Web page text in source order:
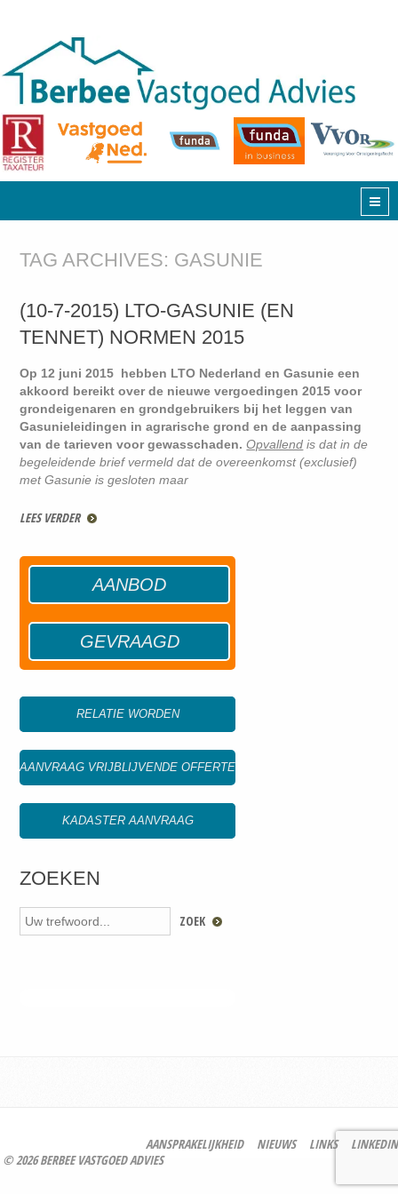
TAG ARCHIVES: GASUNIE
(10-7-2015) LTO-GASUNIE (EN
TENNET) NORMEN 2015
Op 12 juni 2015 hebben LTO Nederland en Gasunie een
akkoord bereikt over de nieuwe vergoedingen 2015 voor
grondeigenaren en grondgebruikers bij het leggen van
Gasunieleidingen in agrarische grond en de aanpassing
van de tarieven voor gewasschaden. Opvallend is dat in de
begeleidende brief vermeld dat de overeenkomst (exclusief)
met Gasunie is gesloten maar
LEES VERDER
AANBOD
GEVRAAGD
RELATIE WORDEN
AANVRAAG VRIJBLIJVENDE OFFERTE
KADASTER AANVRAAG
ZOEKEN
AANSPRAKELIJKHEID NIEUWS LINKS
LINKEDIN
© 2026 BERBEE VASTGOED ADVIES